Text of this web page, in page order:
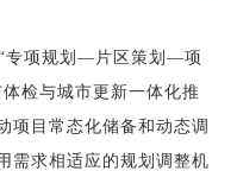
专项规划—片区策划—项
检与城市更新一体化推
项目常态化储备和动态调
需求相适应的规划调整机